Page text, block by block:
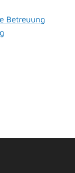
Betreuung